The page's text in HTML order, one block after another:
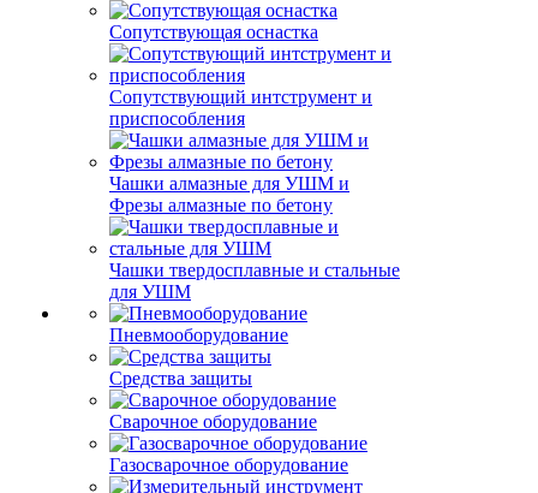
Сопутствующая оснастка
Сопутствующий интструмент и
приспособления
Чашки алмазные для УШМ и
Фрезы алмазные по бетону
Чашки твердосплавные и стальные
для УШМ
Пневмооборудование
Средства защиты
Сварочное оборудование
Газосварочное оборудование